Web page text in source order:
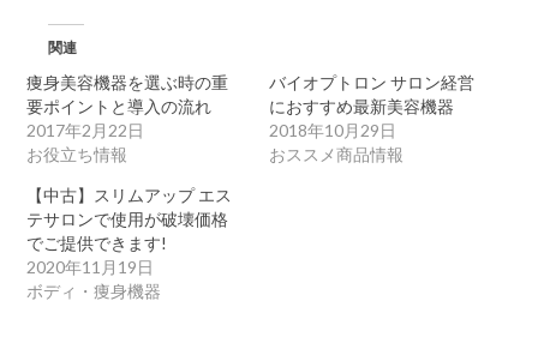
関連
痩身美容機器を選ぶ時の重
要ポイントと導入の流れ
2017年2月22日
お役立ち情報
バイオプトロン サロン経営
におすすめ最新美容機器
2018年10月29日
おススメ商品情報
【中古】スリムアップ エス
テサロンで使用が破壊価格
でご提供できます!
2020年11月19日
ボディ・痩身機器